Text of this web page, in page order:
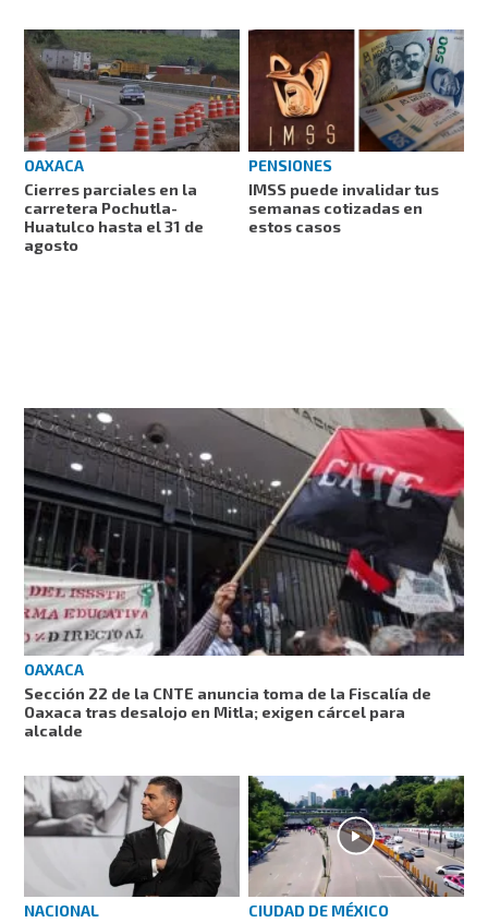
OAXACA
Cierres parciales en la
carretera Pochutla-
Huatulco hasta el 31 de
agosto
PENSIONES
IMSS puede invalidar tus
semanas cotizadas en
estos casos
OAXACA
Sección 22 de la CNTE anuncia toma de la Fiscalía de
Oaxaca tras desalojo en Mitla; exigen cárcel para
alcalde
NACIONAL
CIUDAD DE MÉXICO